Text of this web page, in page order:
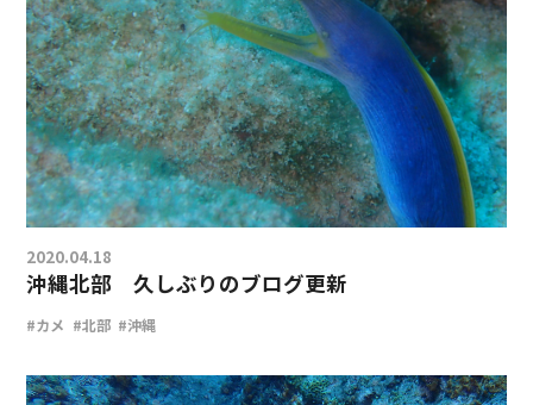
2020.04.18
沖縄北部 久しぶりのブログ更新
#カメ #北部 #沖縄